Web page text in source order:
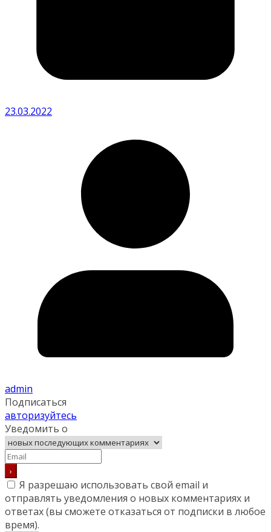
23.03.2022
admin
Подписаться
авторизуйтесь
Уведомить о
Я разрешаю использовать свой email и
отправлять уведомления о новых комментариях и
ответах (вы cможете отказаться от подписки в любое
время).